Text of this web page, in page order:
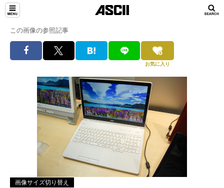
この画像の参照記事
お気に入り
画像サイズ切り替え